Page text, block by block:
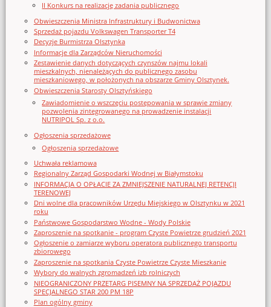
II Konkurs na realizację zadania publicznego
Obwieszczenia Ministra Infrastruktury i Budwonictwa
Sprzedaż pojazdu Volkswagen Transporter T4
Decyzje Burmistrza Olsztynka
Informacje dla Zarządców Nieruchomości
Zestawienie danych dotyczących czynszów najmu lokali
mieszkalnych, nienależących do publicznego zasobu
mieszkaniowego, w położonych na obszarze Gminy Olsztynek.
Obwieszczenia Starosty Olsztyńskiego
Zawiadomienie o wszczęciu postępowania w sprawie zmiany
pozwolenia zintegrowanego na prowadzenie instalacji
NUTRIPOL Sp. z o.o.
Ogłoszenia sprzedażowe
Ogłoszenia sprzedażowe
Uchwała reklamowa
Regionalny Zarząd Gospodarki Wodnej w Białymstoku
INFORMACJA O OPŁACIE ZA ZMNIEJSZENIE NATURALNEJ RETENCJI
TERENOWEJ
Dni wolne dla pracowników Urzędu Miejskiego w Olsztynku w 2021
roku
Państwowe Gospodarstwo Wodne - Wody Polskie
Zaproszenie na spotkanie - program Czyste Powietrze grudzień 2021
Ogłoszenie o zamiarze wyboru operatora publicznego transportu
zbiorowego
Zaproszenie na spotkania Czyste Powietrze Czyste Mieszkanie
Wybory do walnych zgromadzeń izb rolniczych
NIEOGRANICZONY PRZETARG PISEMNY NA SPRZEDAŻ POJAZDU
SPECJALNEGO STAR 200 PM 18P
Plan ogólny gminy